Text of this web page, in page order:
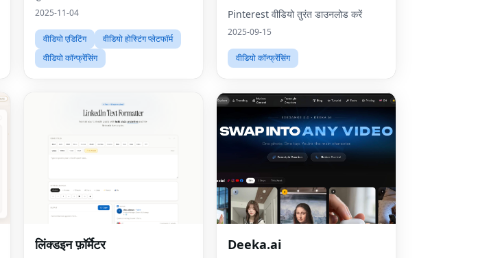
2025-11-04
वीडियो एडिटिंग
वीडियो होस्टिंग प्लेटफॉर्म
वीडियो कॉन्फ्रेंसिंग
करें
Pinterest वीडियो तुरंत डाउनलोड करें
2025-09-15
वीडियो कॉन्फ्रेंसिंग
लिंक्डइन फ़ॉर्मेटर Deeka.ai